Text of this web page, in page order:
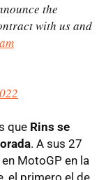
the
with us and
que Rins se
. A sus 27
MotoGP en la